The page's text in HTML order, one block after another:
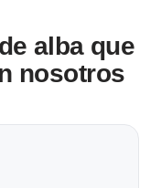
alba que
nosotros